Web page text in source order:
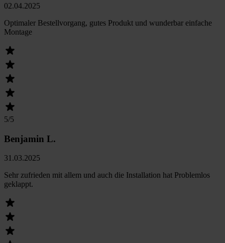
02.04.2025
Optimaler Bestellvorgang, gutes Produkt und wunderbar einfache
Montage
5/5
Benjamin L.
31.03.2025
Sehr zufrieden mit allem und auch die Installation hat Problemlos
geklappt.